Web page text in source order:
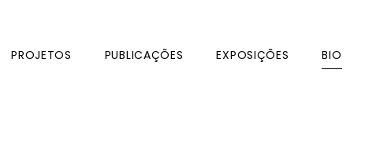
PROJETOS PUBLICAÇÕES EXPOSIÇÕES BIO